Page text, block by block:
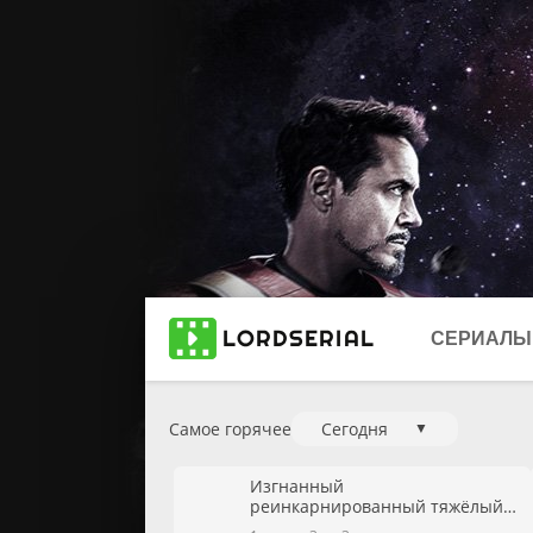
СЕРИАЛЫ
2025
Самое горячее Сегодня ▼
Изгнанный
реинкарнированный тяжёлый
рыцарь не имеет себе равных в